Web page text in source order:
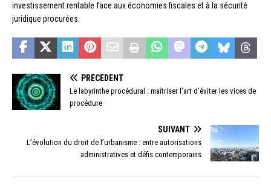
investissement rentable face aux économies fiscales et à la sécurité
juridique procurées.
PRÉCÉDENT
Le labyrinthe procédural : maîtriser l’art d’éviter les vices de
procédure
SUIVANT
L’évolution du droit de l’urbanisme : entre autorisations
administratives et défis contemporains